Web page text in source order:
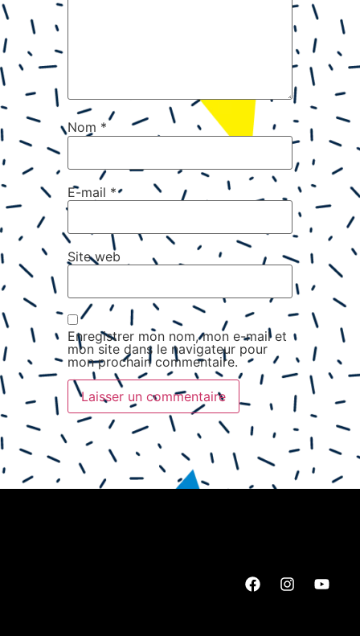
Nom *
E-mail *
Site web
Enregistrer mon nom, mon e-mail et
mon site dans le navigateur pour
mon prochain commentaire.